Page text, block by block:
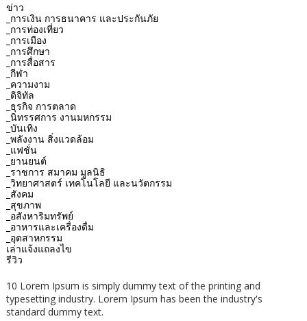
ข่าว
_การเงิน การธนาคาร และประกันภัย
_การท่องเที่ยว
_การเมือง
_การศึกษา
_การสื่อสาร
_กีฬา
_ความงาม
_ดิจิทัล
_ธุรกิจ การตลาด
_นิทรรศการ งานมหกรรม
_บันเทิง
_พลังงาน สิ่งแวดล้อม
_แฟชั่น
_ยานยนต์
_ราชการ สมาคม มูลนิธิ
_วิทยาศาสตร์ เทคโนโลยี และนวัตกรรม
_สังคม
_สุขภาพ
_อสังหาริมทรัพย์
_อาหารและเครื่องดื่ม
_อุตสาหกรรม
เล่าแจ้งแถลงไข
รีวิว
10 Lorem Ipsum is simply dummy text of the printing and
typesetting industry. Lorem Ipsum has been the industry's
standard dummy text.